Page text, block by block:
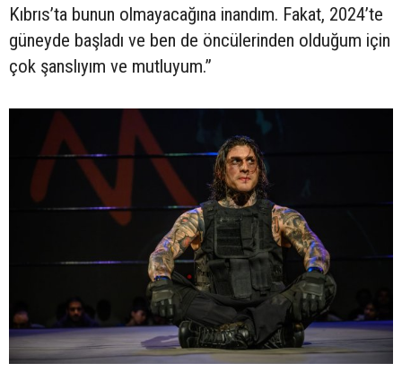
Kıbrıs’ta bunun olmayacağına inandım. Fakat, 2024’te
güneyde başladı ve ben de öncülerinden olduğum için
çok şanslıyım ve mutluyum.”